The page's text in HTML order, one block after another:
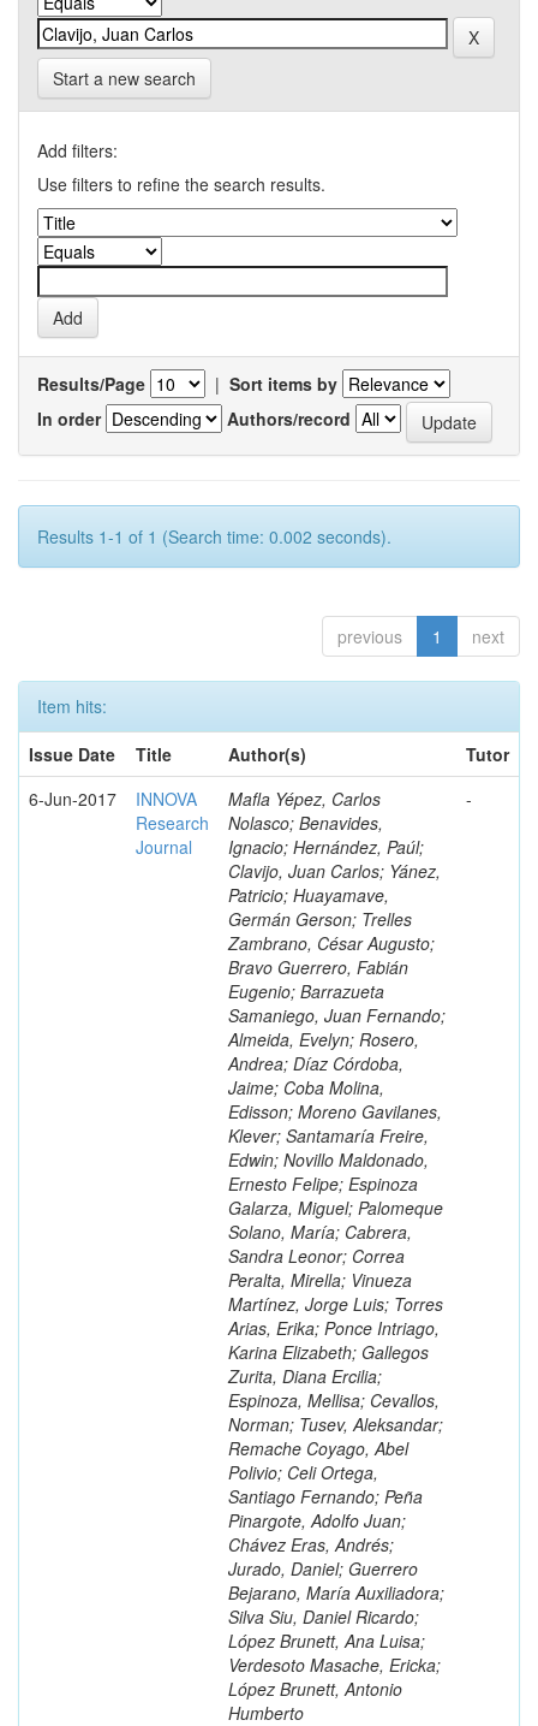
Start a new search
Add filters:
Use filters to refine the search results.
Results/Page | Sort items by
In order
Authors/record
Results 1-1 of 1 (Search time: 0.002 seconds).
previous 1 next
Item hits:
Issue Date
Title Author(s)
Tutor
6-Jun-2017
INNOVA
Research
Journal
Mafla Yépez, Carlos
Nolasco; Benavides,
Ignacio; Hernández, Paúl;
Clavijo, Juan Carlos; Yánez,
Patricio; Huayamave,
Germán Gerson; Trelles
Zambrano, César Augusto;
Bravo Guerrero, Fabián
Eugenio; Barrazueta
Samaniego, Juan Fernando;
Almeida, Evelyn; Rosero,
Andrea; Díaz Córdoba,
Jaime; Coba Molina,
Edisson; Moreno Gavilanes,
Klever; Santamaría Freire,
Edwin; Novillo Maldonado,
Ernesto Felipe; Espinoza
Galarza, Miguel; Palomeque
Solano, María; Cabrera,
Sandra Leonor; Correa
Peralta, Mirella; Vinueza
Martínez, Jorge Luis; Torres
Arias, Erika; Ponce Intriago,
Karina Elizabeth; Gallegos
Zurita, Diana Ercilia;
Espinoza, Mellisa; Cevallos,
Norman; Tusev, Aleksandar;
Remache Coyago, Abel
Polivio; Celi Ortega,
Santiago Fernando; Peña
Pinargote, Adolfo Juan;
Chávez Eras, Andrés;
Jurado, Daniel; Guerrero
Bejarano, María Auxiliadora;
Silva Siu, Daniel Ricardo;
López Brunett, Ana Luisa;
Verdesoto Masache, Ericka;
López Brunett, Antonio
Humberto
-